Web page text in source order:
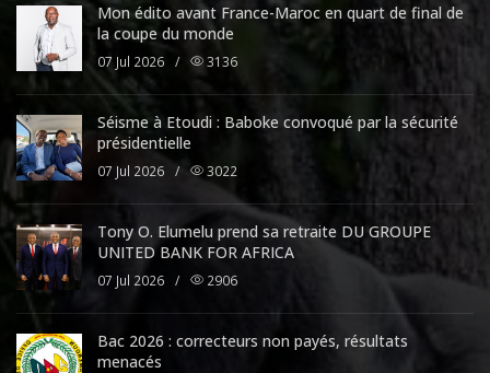
Mon édito avant France-Maroc en quart de final de
la coupe du monde
07 Jul 2026 / 3136
Séisme à Etoudi : Baboke convoqué par la sécurité
présidentielle
07 Jul 2026 / 3022
Tony O. Elumelu prend sa retraite DU GROUPE
UNITED BANK FOR AFRICA
07 Jul 2026 / 2906
Bac 2026 : correcteurs non payés, résultats
menacés